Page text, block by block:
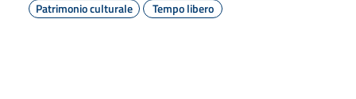
Patrimonio culturale
Tempo libero